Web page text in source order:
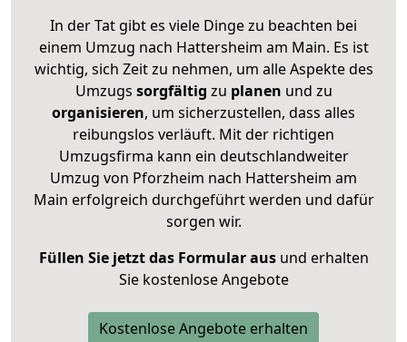
In der Tat gibt es viele Dinge zu beachten bei
einem Umzug nach Hattersheim am Main. Es ist
wichtig, sich Zeit zu nehmen, um alle Aspekte des
Umzugs sorgfältig zu planen und zu
organisieren, um sicherzustellen, dass alles
reibungslos verläuft. Mit der richtigen
Umzugsfirma kann ein deutschlandweiter
Umzug von Pforzheim nach Hattersheim am
Main erfolgreich durchgeführt werden und dafür
sorgen wir.
Füllen Sie jetzt das Formular ausund erhalten
Sie kostenlose Angebote
Kostenlose Angebote erhalten